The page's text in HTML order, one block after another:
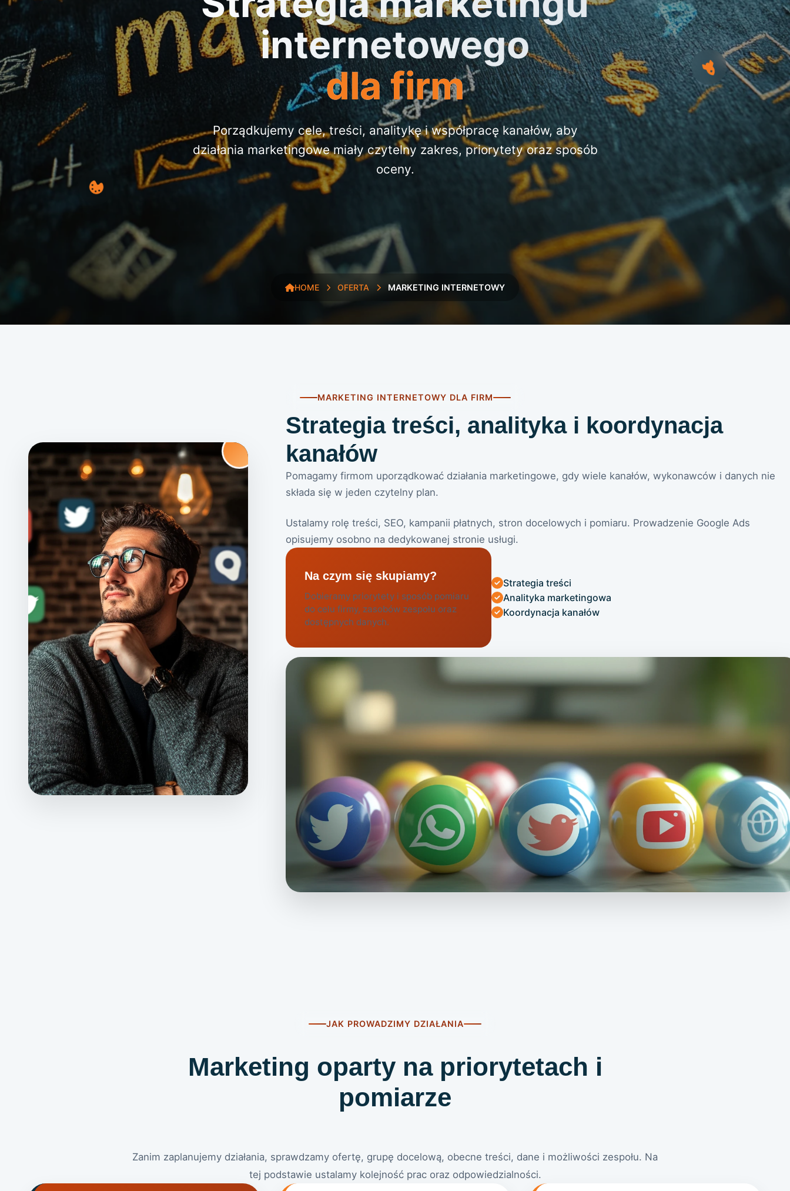
internetowego
dla firm
Porządkujemy cele, treści, analitykę i współpracę kanałów, aby
działania marketingowe miały czytelny zakres, priorytety oraz sposób
oceny.
HOME OFERTA MARKETING INTERNETOWY
MARKETING INTERNETOWY DLA FIRM
Strategia treści, analityka i koordynacja
kanałów
Pomagamy firmom uporządkować działania marketingowe, gdy wiele kanałów, wykonawców i danych nie
składa się w jeden czytelny plan.
Ustalamy rolę treści, SEO, kampanii płatnych, stron docelowych i pomiaru. Prowadzenie Google Ads
opisujemy osobno na dedykowanej stronie usługi.
Na czym się skupiamy?
Dobieramy priorytety i sposób pomiaru
do celu firmy, zasobów zespołu oraz
dostępnych danych.
Strategia treści
Analityka marketingowa
Koordynacja kanałów
JAK PROWADZIMY DZIAŁANIA
Marketing oparty na priorytetach i
pomiarze
Zanim zaplanujemy działania, sprawdzamy ofertę, grupę docelową, obecne treści, dane i możliwości zespołu. Na
tej podstawie ustalamy kolejność prac oraz odpowiedzialności.